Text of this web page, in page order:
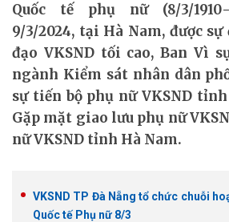
Quốc tế phụ nữ (8/3/1910-
9/3/2024, tại Hà Nam, được
đạo VKSND tối cao, Ban Vì
ngành Kiểm sát nhân dân
sự tiến bộ phụ nữ VKSND
Gặp mặt giao lưu phụ nữ
nữ VKSND tỉnh Hà Nam.
VKSND TP Đà Nẵng tổ chức chuỗi
Quốc tế Phụ nữ 8/3